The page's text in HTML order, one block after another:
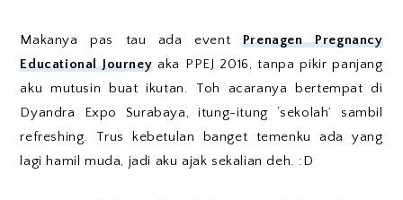
Makanya pas tau ada event Prenagen Pregnancy
Educational Journey aka PPEJ 2016, tanpa pikir panjang
aku mutusin buat ikutan. Toh acaranya bertempat di
Dyandra Expo Surabaya, itung-itung ‘sekolah’ sambil
refreshing. Trus kebetulan banget temenku ada yang
lagi hamil muda, jadi aku ajak sekalian deh. :D